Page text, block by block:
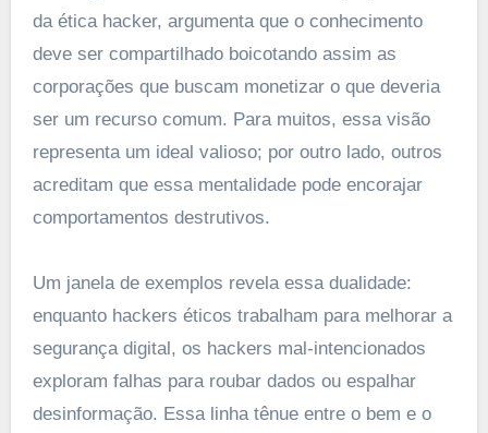
da ética hacker, argumenta que o conhecimento
deve ser compartilhado boicotando assim as
corporações que buscam monetizar o que deveria
ser um recurso comum. Para muitos, essa visão
representa um ideal valioso; por outro lado, outros
acreditam que essa mentalidade pode encorajar
comportamentos destrutivos.
Um janela de exemplos revela essa dualidade:
enquanto hackers éticos trabalham para melhorar a
segurança digital, os hackers mal-intencionados
exploram falhas para roubar dados ou espalhar
desinformação. Essa linha tênue entre o bem e o